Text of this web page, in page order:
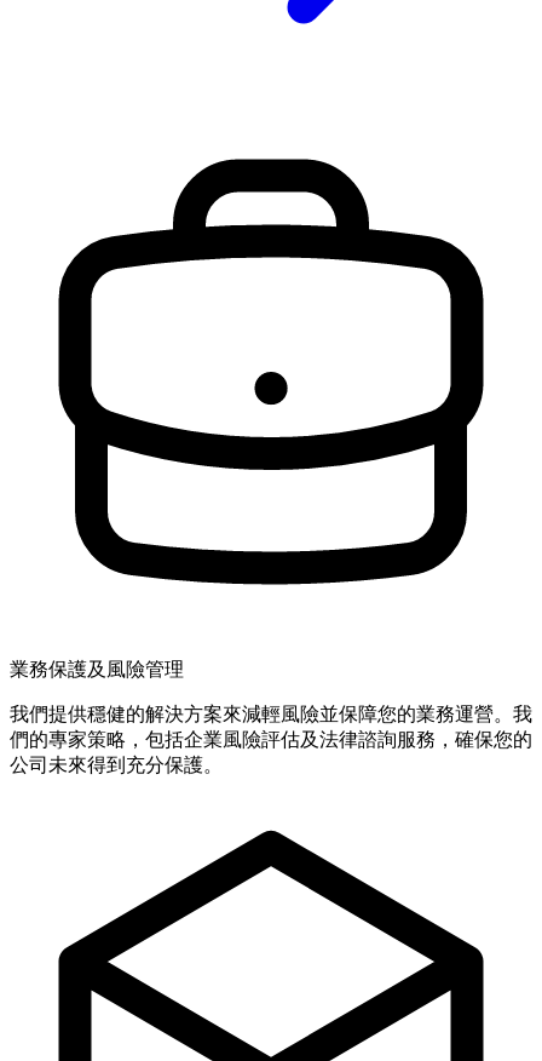
業務保護及風險管理
我們提供穩健的解決方案來減輕風險並保障您的業務運營。我
們的專家策略，包括企業風險評估及法律諮詢服務，確保您的
公司未來得到充分保護。